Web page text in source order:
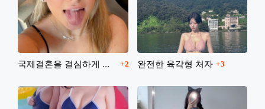
국제결혼을 결심하게 되는 그분들 댓글
2 완전한 육각형 처자 댓글
3